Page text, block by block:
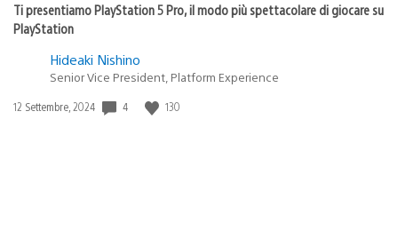
Ti presentiamo PlayStation 5 Pro, il modo più spettacolare di giocare su
PlayStation
Hideaki Nishino
Senior Vice President, Platform Experience
Data
12 Settembre, 2024 4 130